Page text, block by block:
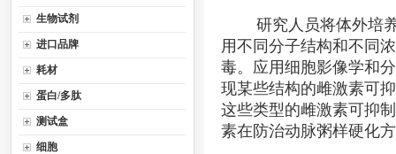
生物试剂
进口品牌
耗材
蛋白/多肽
测试盒
细胞
研究人员将体外培养
用不同分子结构和不同
毒。应用细胞影像学和
现某些结构的雌激素可
这些类型的雌激素可抑
素在防治动脉粥样硬化